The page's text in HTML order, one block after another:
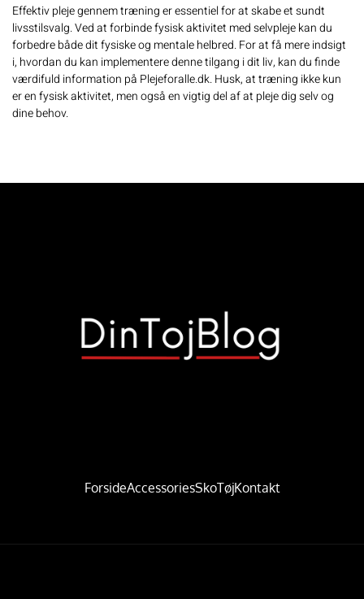
Effektiv pleje gennem træning er essentiel for at skabe et sundt
livsstilsvalg. Ved at forbinde fysisk aktivitet med selvpleje kan du
forbedre både dit fysiske og mentale helbred. For at få mere indsigt
i, hvordan du kan implementere denne tilgang i dit liv, kan du finde
værdifuld information på Plejeforalle.dk. Husk, at træning ikke kun
er en fysisk aktivitet, men også en vigtig del af at pleje dig selv og
dine behov.
ForsideAccessoriesSkoTøjKontakt